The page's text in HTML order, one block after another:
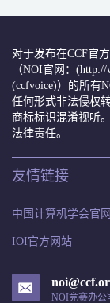
对于发布在CCF官
（NOI官网：
(ccfvoice)）的所有
任何形式非法侵权
商标标识混淆视听
法律责任。
友情链接
中国计算机学会官网
IOI官方网站
NOI竞赛办公